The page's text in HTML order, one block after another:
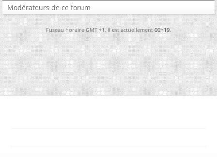
Modérateurs de ce forum
Fuseau horaire GMT +1. Il est actuellement00h19.